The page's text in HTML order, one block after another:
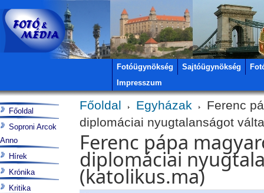
Fotóügynökség Sajtóügynökség
Impresszum
Főoldal Egyházak
Ferenc
diplomáciai nyugtalanságot
Ferenc pápa
diplomáciai
(katolikus.ma)
Főoldal
Soproni Arcok
Anno
Hírek
Krónika
Kritika